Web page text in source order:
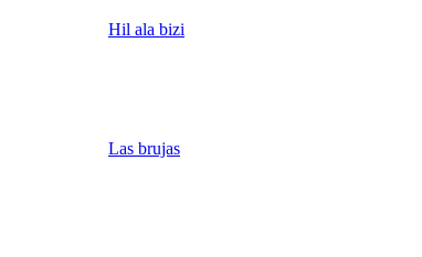
Hil ala bizi
Las brujas